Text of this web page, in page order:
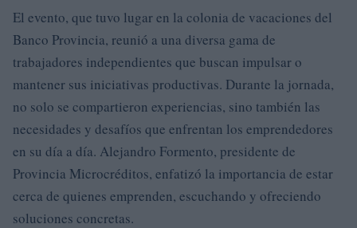
El evento, que tuvo lugar en la colonia de vacaciones del
Banco Provincia, reunió a una diversa gama de
trabajadores independientes que buscan impulsar o
mantener sus iniciativas productivas. Durante la jornada,
no solo se compartieron experiencias, sino también las
necesidades y desafíos que enfrentan los emprendedores
en su día a día. Alejandro Formento, presidente de
Provincia Microcréditos, enfatizó la importancia de estar
cerca de quienes emprenden, escuchando y ofreciendo
soluciones concretas.